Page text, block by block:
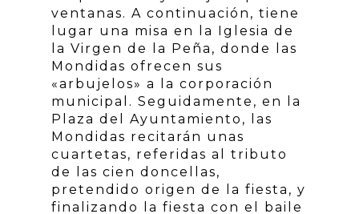
ventanas. A continuación, tiene
lugar una misa en la Iglesia de
la Virgen de la Peña, donde las
Mondidas ofrecen sus
«arbujelos» a la corporación
municipal. Seguidamente, en la
Plaza del Ayuntamiento, las
Mondidas recitarán unas
cuartetas, referidas al tributo
de las cien doncellas,
pretendido origen de la fiesta, y
finalizando la fiesta con el baile